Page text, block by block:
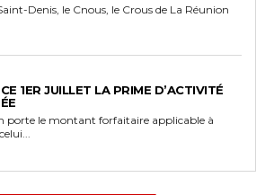
Denis, le Cnous, le Crous de La Réunion
1ER JUILLET LA PRIME D’ACTIVITÉ
porte le montant forfaitaire applicable à